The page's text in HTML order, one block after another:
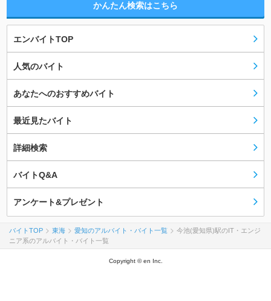
かんたん検索はこちら
エンバイトTOP
人気のバイト
あなたへのおすすめバイト
最近見たバイト
詳細検索
バイトQ&A
アンケート&プレゼント
バイトTOP 東海 愛知のアルバイト・バイト一覧
今池(愛知県)駅のIT・エンジ
ニア系のアルバイト・バイト一覧
Copyright © en Inc.